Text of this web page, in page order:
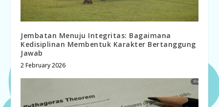
Jembatan Menuju Integritas: Bagaimana
Kedisiplinan Membentuk Karakter Bertanggung
Jawab
2 February 2026